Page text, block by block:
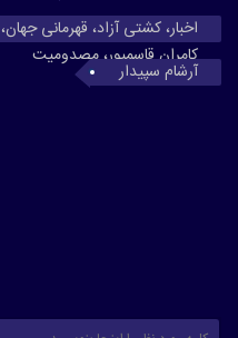
اخبار، کشتی آزاد، قهرمانی
کامران قاسمپور، مصدومیت
آرشام سپیدار